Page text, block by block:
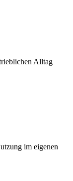
Alltag
im eigenen